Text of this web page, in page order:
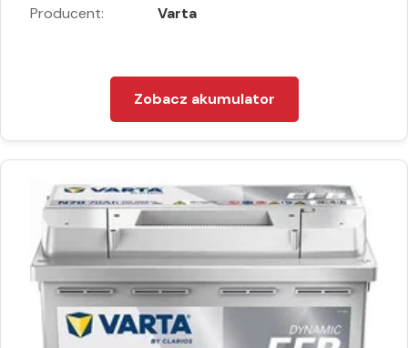
Producent: Varta
Zobacz akumulator